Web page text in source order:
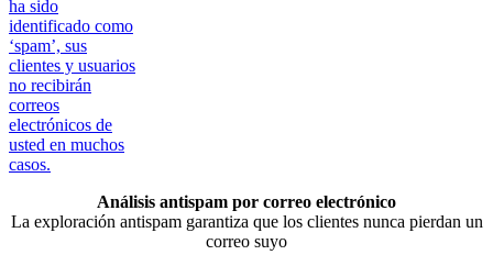
ha sido
identificado como
‘spam’, sus
clientes y usuarios
no recibirán
correos
electrónicos de
usted en muchos
casos.
Análisis antispam por correo electrónico
La exploración antispam garantiza que los clientes nunca pierdan un
correo suyo